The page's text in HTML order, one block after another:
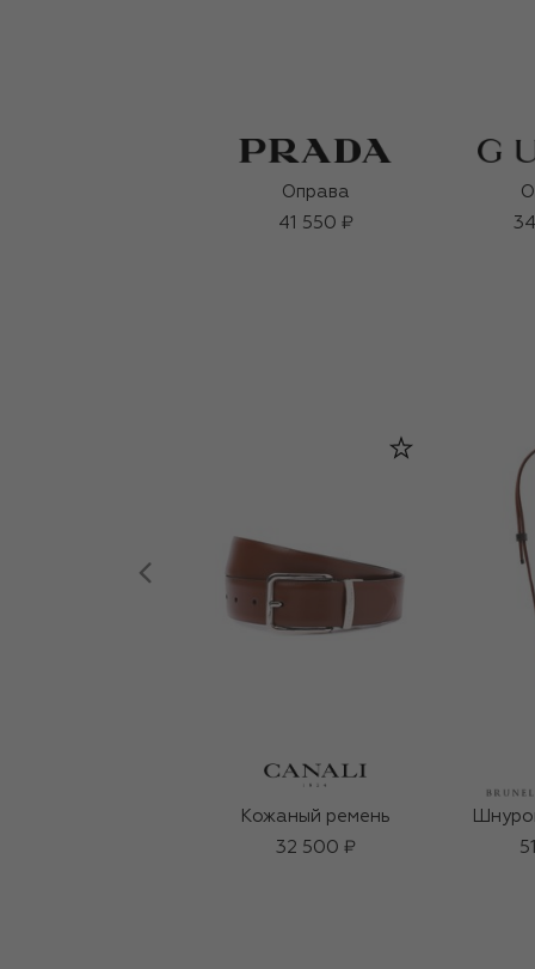
Оправа
41 550 ₽
Кожаный ремень
32 500 ₽